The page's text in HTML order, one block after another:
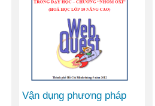
Vận dụng phương pháp